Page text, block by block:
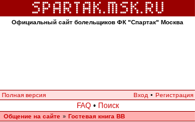
Официальный сайт болельщиков ФК "Спартак" Москва
Полная версия Вход • Регистрация
FAQ • Поиск
Общение на сайте » Гостевая книга ВВ